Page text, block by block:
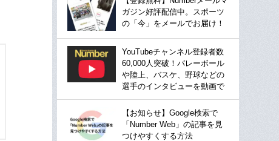
ガジン好評配信中。スポーツ
の「今」をメールでお届け！
YouTubeチャンネル登録者数
60,000人突破！バレーボール
や陸上、バスケ、野球などの
選手のインタビューを動画で
【お知らせ】Google検索で
「Number Web」の記事を見
つけやすくする方法